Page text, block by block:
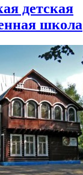
детская
школа